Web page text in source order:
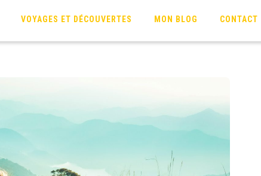
VOYAGES ET DÉCOUVERTES MON BLOG CONTACT